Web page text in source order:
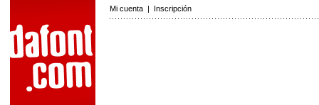
Mi cuenta | Inscripción